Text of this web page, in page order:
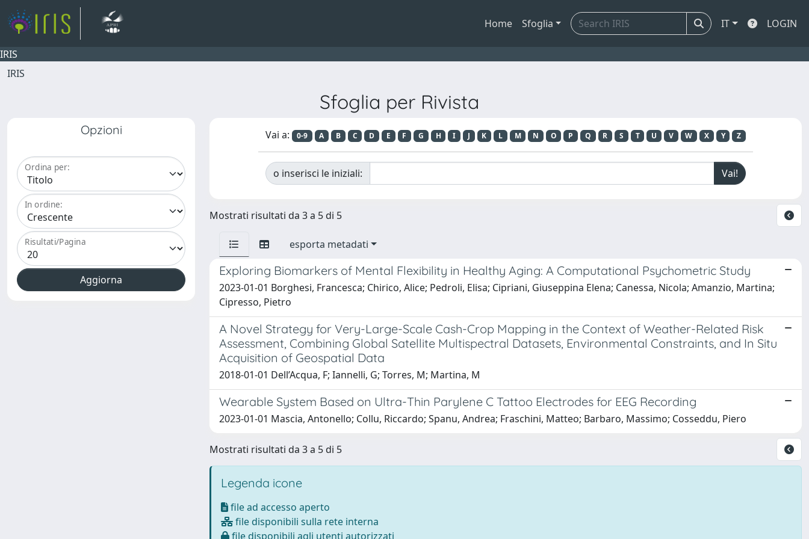
Home Sfoglia IT LOGIN
IRIS
IRIS
Sfoglia per Rivista
Opzioni
Ordina per:
In ordine:
Risultati/Pagina
Vai a: 0-9 A B C D E F G H I J K L M N O P Q R S T U V W X Y Z
o inserisci le iniziali:
Mostrati risultati da 3 a 5 di 5
esporta metadati
Exploring Biomarkers of Mental Flexibility in Healthy Aging: A Computational Psychometric Study
2023-01-01 Borghesi, Francesca; Chirico, Alice; Pedroli, Elisa; Cipriani, Giuseppina Elena; Canessa, Nicola; Amanzio, Martina;
Cipresso, Pietro
A Novel Strategy for Very-Large-Scale Cash-Crop Mapping in the Context of Weather-Related Risk
Assessment, Combining Global Satellite Multispectral Datasets, Environmental Constraints, and In Situ
Acquisition of Geospatial Data
2018-01-01 Dell’Acqua, F; Iannelli, G; Torres, M; Martina, M
Wearable System Based on Ultra-Thin Parylene C Tattoo Electrodes for EEG Recording
2023-01-01 Mascia, Antonello; Collu, Riccardo; Spanu, Andrea; Fraschini, Matteo; Barbaro, Massimo; Cosseddu, Piero
Mostrati risultati da 3 a 5 di 5
Legenda icone
file ad accesso aperto
file disponibili sulla rete interna
file disponibili agli utenti autorizzati